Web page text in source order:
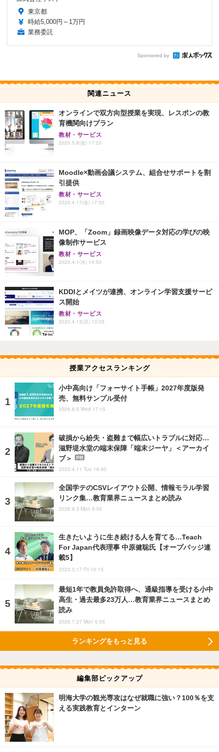
東京都
時給5,000円～1万円
業務委託
Sponsored by
関連ニュース
オンラインで双方向型授業を実現、レスポンの教
育機関向けプラン
教材・サービス
2020.5.8(金) 17:20
Moodle×動画会議システム、組合せサポートを割
引提供
教材・サービス
2020.4.17(金) 17:50
MOP、「Zoom」録画映像データ対応の学びの映
像制作サービス
教材・サービス
2020.4.1(水) 14:50
KDDIとメイツが連携、オンライン学習支援サービ
ス開始
教材・サービス
2020.4.13(月) 13:05
授業アクセスランキング
小中高向け「フォーサイト手帳」2027年度版発
売、無料サンプル受付
2026.8.5 Wed 17:15
破損から紛失・盗難まで幅広いトラブルに対応…
滋野堤水堂の端末保障「端末ジーヤ」＜アーカイ
ブ＞
PR
2023.4.11 Tue 18:00
全国学テのCSVレイアウト公開、情報モラル学習
リンク集…教育業界ニュースまとめ読み
2026.8.3 Mon 5:55
生きたいように生き続ける人を育てる…Teach
For Japan代表理事 中原健聡氏【オープバッジ連
載5】
2023.3.17 Fri 10:15
最短1年で教員免許取得へ、通級指導を受ける小中
高生・過去最多23万人…教育業界ニュースまとめ
読み
2026.7.27 Mon 5:55
ランキングをもっと見る
編集部ピックアップ
明海大学の観光専攻はなぜ就職に強い？100％を支
える実践教育とインターン